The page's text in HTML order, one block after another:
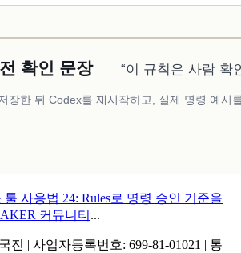
툴 사용법 24: Rules로 명령 승인 기준을
커뮤니티 ...
진 | 사업자등록번호: 699-81-01021 | 통